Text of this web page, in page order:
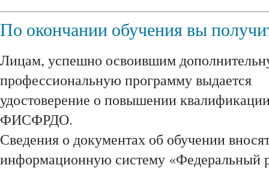
По окончании обучения вы
Лицам, успешно освоившим
профессиональную программу выдается
удостоверение о повышении
ФИСФРДО.
Сведения о документах об обучении
информационную систему «Федеральный